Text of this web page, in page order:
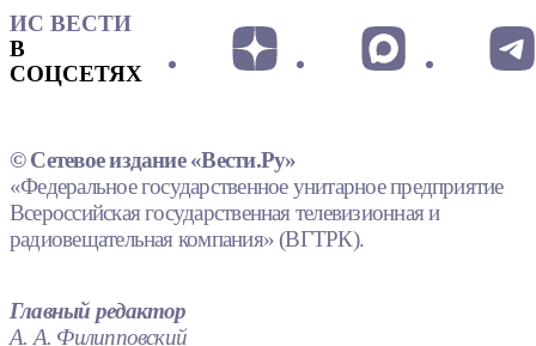
ИС ВЕСТИ
В
СОЦСЕТЯХ
© Сетевое издание «Вести.Ру»
«Федеральное государственное унитарное предприятие
Всероссийская государственная телевизионная и
радиовещательная компания» (ВГТРК).
Главный редактор
А. А. Филипповский